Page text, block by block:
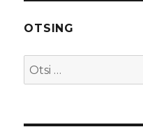
OTSING
Otsi: